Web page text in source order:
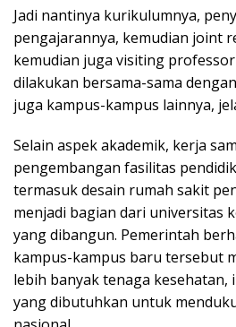
Jadi nantinya kurikulumnya,
pengajarannya, kemudian joint
kemudian juga visiting
dilakukan bersama-sama
juga kampus-kampus lainnya,
Selain aspek akademik, kerja
pengembangan fasilitas
termasuk desain rumah sakit
menjadi bagian dari universitas
yang dibangun. Pemerintah
kampus-kampus baru tersebut
lebih banyak tenaga kesehatan,
yang dibutuhkan untuk